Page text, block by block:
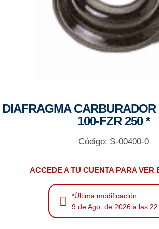
DIAFRAGMA
100-FZR 250 *
Código: S-00400-0
ACCEDE A TU CUENTA PARA VER
*Última modificación:
9 de Ago. de 2026 a las